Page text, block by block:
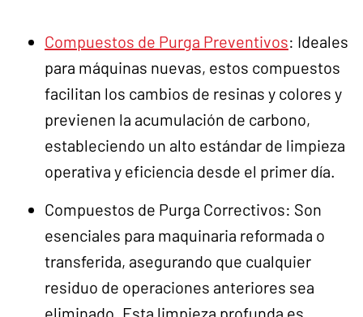
Compuestos de Purga Preventivos: Ideales
para máquinas nuevas, estos compuestos
facilitan los cambios de resinas y colores y
previenen la acumulación de carbono,
estableciendo un alto estándar de limpieza
operativa y eficiencia desde el primer día.
Compuestos de Purga Correctivos: Son
esenciales para maquinaria reformada o
transferida, asegurando que cualquier
residuo de operaciones anteriores sea
eliminado. Esta limpieza profunda es